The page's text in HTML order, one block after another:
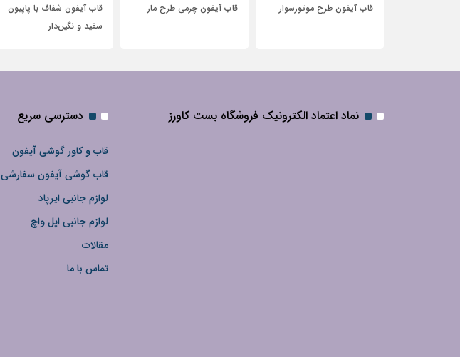
قاب آیفون طرح موتور‌سوار
قاب آیفون چرمی طرح مار
قاب آیفون شفاف با پاپیون
سفید و نگین‌دار
نماد اعتماد الکترونیک فروشگاه بست کاورز دسترسی سریع
قاب و کاور گوشی آیفون
قاب گوشی آیفون سفارشی
لوازم جانبی ایرپاد
لوازم جانبی اپل واچ
مقالات
تماس با ما